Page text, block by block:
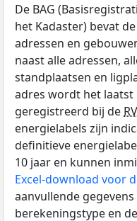
De BAG
het Kadaster) bevat
adressen en
naast alle adressen,
standplaatsen en
adres wordt het laatst
geregistreerd bij de
energielabels zijn
definitieve
10 jaar en kunnen
Excel-download voor
aanvullende
berekeningstype en